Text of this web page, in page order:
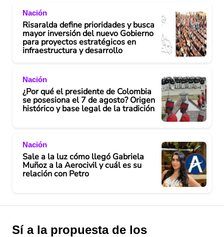
Nación
Risaralda define prioridades y busca
mayor inversión del nuevo Gobierno
para proyectos estratégicos en
infraestructura y desarrollo
Nación
¿Por qué el presidente de Colombia
se posesiona el 7 de agosto? Origen
histórico y base legal de la tradición
Nación
Sale a la luz cómo llegó Gabriela
Muñoz a la Aerocivil y cuál es su
relación con Petro
Sí a la propuesta de los